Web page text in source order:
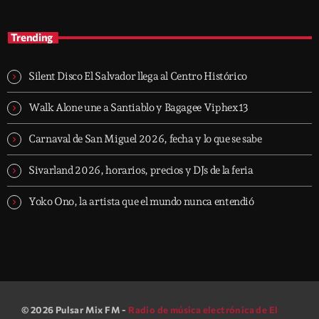
Trending
Silent Disco El Salvador llega al Centro Histórico
Walk Alone une a Santiablo y Bagagee Viphex13
Carnaval de San Miguel 2026, fecha y lo que se sabe
Sivarland 2026, horarios, precios y DJs de la feria
Yoko Ono, la artista que el mundo nunca entendió
© 2026 Pulsar Mix FM - Radio de música electrónica de El